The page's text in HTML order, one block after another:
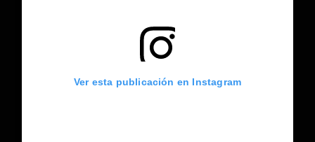
Ver esta publicación en Instagram